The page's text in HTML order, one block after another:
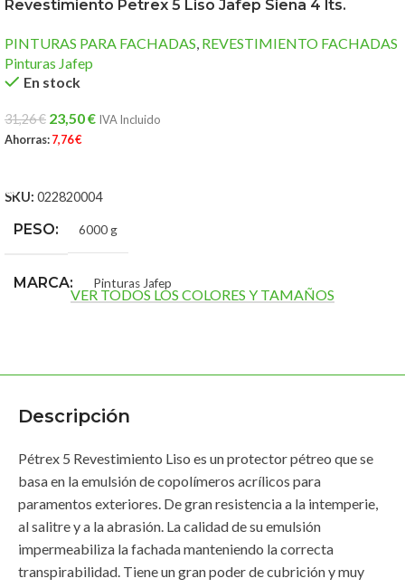
Revestimiento Petrex 5 Liso Jafep Siena 4 lts.
PINTURAS PARA FACHADAS, REVESTIMIENTO FACHADAS
Pinturas Jafep
En stock
31,26€ 23,50€ IVA Incluido
Ahorras:7,76€
SKU: 022820004
PESO 6000 g
MARCA Pinturas Jafep
VER TODOS LOS COLORES Y TAMAÑOS
Descripción
Pétrex 5 Revestimiento Liso es un protector pétreo que se
basa en la emulsión de copolímeros acrílicos para
paramentos exteriores. De gran resistencia a la intemperie,
al salitre y a la abrasión. La calidad de su emulsión
impermeabiliza la fachada manteniendo la correcta
transpirabilidad. Tiene un gran poder de cubrición y muy